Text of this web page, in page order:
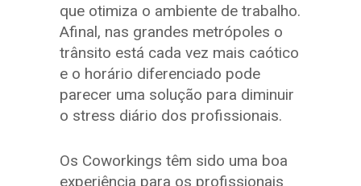
que otimiza o ambiente de trabalho.
Afinal, nas grandes metrópoles o
trânsito está cada vez mais caótico
e o horário diferenciado pode
parecer uma solução para diminuir
o stress diário dos profissionais.
Os Coworkings têm sido uma boa
experiência para os profissionais